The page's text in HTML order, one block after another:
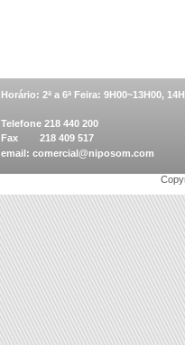
Horário: 2ª a 6ª Feira: 9H00~13H00,
Telefone 218 440 200
Fax 218 409 517
email: comercial@niposom.com